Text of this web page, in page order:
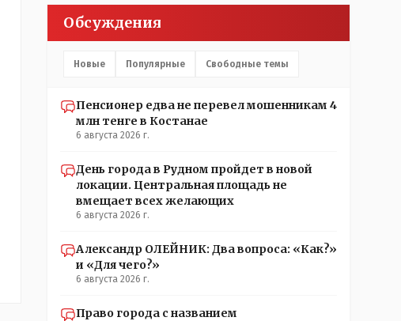
Обсуждения
Новые Популярные Свободные темы
Пенсионер едва не перевел мошенникам 4
млн тенге в Костанае
6 августа 2026 г.
День города в Рудном пройдет в новой
локации. Центральная площадь не
вмещает всех желающих
6 августа 2026 г.
Александр ОЛЕЙНИК: Два вопроса: «Как?»
и «Для чего?»
6 августа 2026 г.
Право города с названием